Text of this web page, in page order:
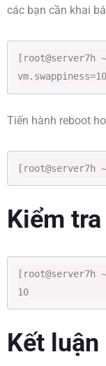
các bạn cần khai
vm.swappiness=10
Tiến hành reboot
Kiểm
[root@server7h
10
Kết luận